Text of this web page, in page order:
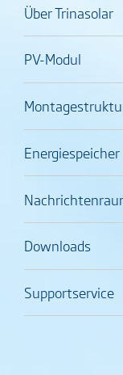
Über Trinasolar
PV-Modul
Energiespeicher
Downloads
Supportservice